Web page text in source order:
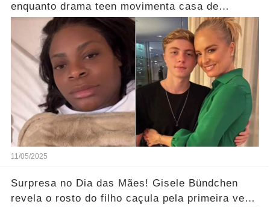
enquanto drama teen movimenta casa de
Angélica… Ver Mais
11/05/2025
Surpresa no Dia das Mães! Gisele Bündchen
revela o rosto do filho caçula pela primeira vez